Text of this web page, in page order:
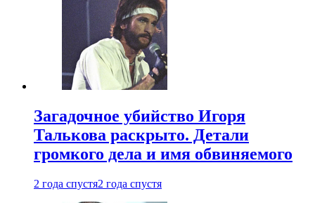
Загадочное убийство Игоря
Талькова раскрыто. Детали
громкого дела и имя обвиняемого
2 года спустя2 года спустя